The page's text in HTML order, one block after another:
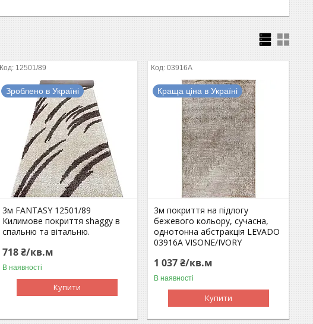
12501/89
Зроблено в Україні
3м FANTASY 12501/89
Килимове покриття shaggy в
спальню та вітальню.
718 ₴/кв.м
В наявності
Купити
03916A
Краща ціна в Україні
3м покриття на підлогу
бежевого кольору, сучасна,
однотонна абстракція LEVADO
03916A VISONE/IVORY
1 037 ₴/кв.м
В наявності
Купити